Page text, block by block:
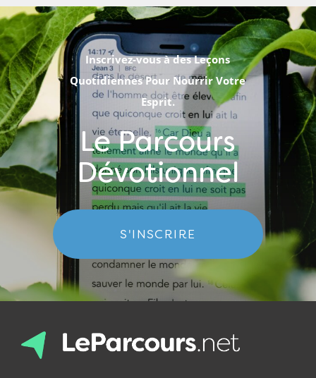
Inscrivez-vous à des Leçons
Quotidiennes Pour Nourrir Votre
Esprit.
Le Parcours
Dévotionnel
S'INSCRIRE